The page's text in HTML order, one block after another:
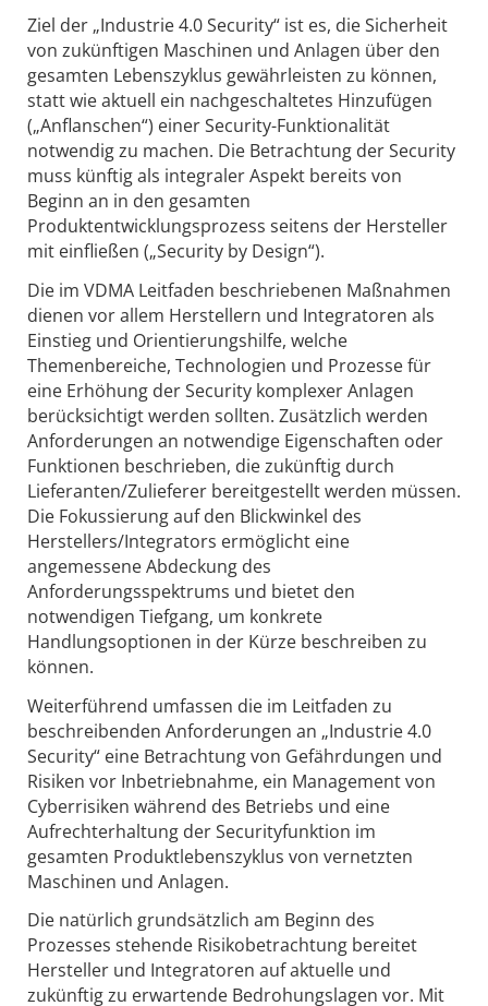
Ziel der „Industrie 4.0 Security“ ist es, die Sicherheit
von zukünftigen Maschinen und Anlagen über den
gesamten Lebenszyklus gewährleisten zu können,
statt wie aktuell ein nachgeschaltetes Hinzufügen
(„Anflanschen“) einer Security-Funktionalität
notwendig zu machen. Die Betrachtung der Security
muss künftig als integraler Aspekt bereits von
Beginn an in den gesamten
Produktentwicklungsprozess seitens der Hersteller
mit einfließen („Security by Design“).
Die im VDMA Leitfaden beschriebenen Maßnahmen
dienen vor allem Herstellern und Integratoren als
Einstieg und Orientierungshilfe, welche
Themenbereiche, Technologien und Prozesse für
eine Erhöhung der Security komplexer Anlagen
berücksichtigt werden sollten. Zusätzlich werden
Anforderungen an notwendige Eigenschaften oder
Funktionen beschrieben, die zukünftig durch
Lieferanten/Zulieferer bereitgestellt werden müssen.
Die Fokussierung auf den Blickwinkel des
Herstellers/Integrators ermöglicht eine
angemessene Abdeckung des
Anforderungsspektrums und bietet den
notwendigen Tiefgang, um konkrete
Handlungsoptionen in der Kürze beschreiben zu
können.
Weiterführend umfassen die im Leitfaden zu
beschreibenden Anforderungen an „Industrie 4.0
Security“ eine Betrachtung von Gefährdungen und
Risiken vor Inbetriebnahme, ein Management von
Cyberrisiken während des Betriebs und eine
Aufrechterhaltung der Securityfunktion im
gesamten Produktlebenszyklus von vernetzten
Maschinen und Anlagen.
Die natürlich grundsätzlich am Beginn des
Prozesses stehende Risikobetrachtung bereitet
Hersteller und Integratoren auf aktuelle und
zukünftig zu erwartende Bedrohungslagen vor. Mit